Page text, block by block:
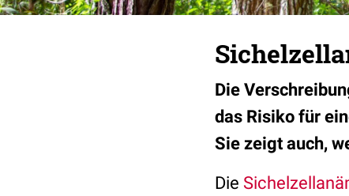
Die
das Risiko für
Sie zeigt auch,
Die